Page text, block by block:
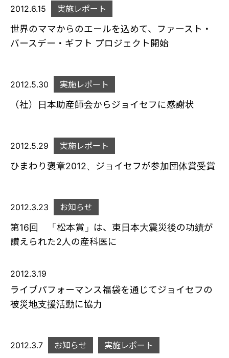
2012.6.15 実施レポート
世界のママからのエールを込めて、ファースト・
バースデー・ギフト プロジェクト開始
2012.5.30 実施レポート
（社）日本助産師会からジョイセフに感謝状
2012.5.29 実施レポート
ひまわり褒章2012、ジョイセフが参加団体賞受賞
2012.3.23 お知らせ
第16回 「松本賞」は、東日本大震災後の功績が
讃えられた2人の産科医に
2012.3.19
ライブパフォーマンス福袋を通じてジョイセフの
被災地支援活動に協力
2012.3.7 お知らせ 実施レポート